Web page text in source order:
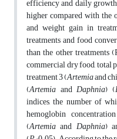
efficiency and daily
higher compared with the
and weight gain in
treatments and food
than the other treatments
commercial dry food, total
treatment 3 (Artemiaand
(Artemia andDaphnia) (
indices, the number of
hemoglobin
(Artemia and Daphnia)